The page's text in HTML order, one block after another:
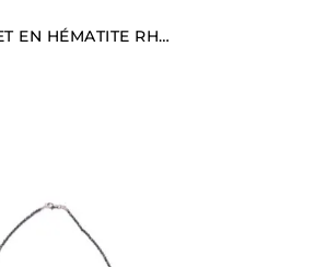
BRACELET EN HÉMATITE RHODIÉE AVEC ÉLÉMENTS EN FORME DE CŒUR.